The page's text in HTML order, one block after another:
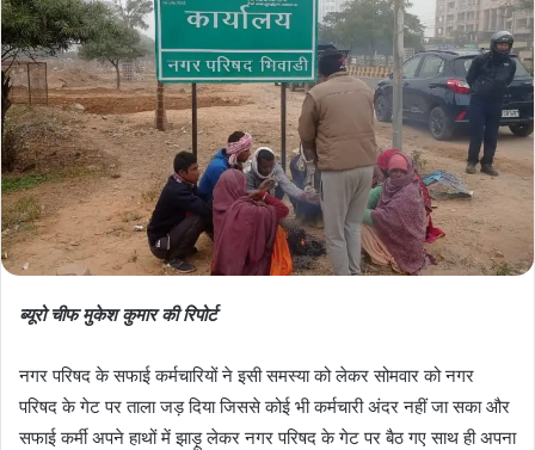
ब्यूरो चीफ मुकेश कुमार की रिपोर्ट
नगर परिषद के सफाई कर्मचारियों ने इसी समस्या को लेकर सोमवार को नगर
परिषद के गेट पर ताला जड़ दिया जिससे कोई भी कर्मचारी अंदर नहीं जा सका और
सफाई कर्मी अपने हाथों में झाड़ू लेकर नगर परिषद के गेट पर बैठ गए साथ ही अपना